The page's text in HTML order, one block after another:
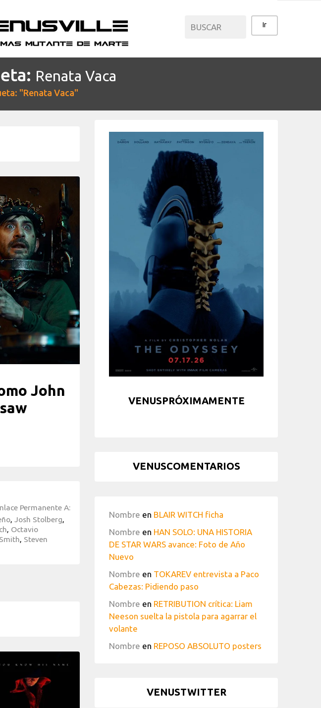
Renata Vaca
"Renata Vaca"
John
Permanente A:
, Josh Stolberg,
, Octavio
, Steven
VENUSPRÓXIMAMENTE
VENUSCOMENTARIOS
Nombre en BLAIR WITCH ficha
Nombre en HAN SOLO: UNA HISTORIA
DE STAR WARS avance: Foto de Año
Nuevo
Nombre en TOKAREV entrevista a Paco
Cabezas: Pidiendo paso
Nombre en RETRIBUTION crítica: Liam
Neeson suelta la pistola para agarrar el
volante
Nombre en REPOSO ABSOLUTO posters
VENUSTWITTER